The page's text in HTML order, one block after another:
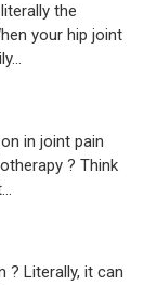
the
your hip joint
in joint pain
? Think
? Literally, it can